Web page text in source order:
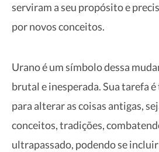
serviram a seu propósito e
por novos conceitos.
Urano é um símbolo dessa
brutal e inesperada. Sua tarefa
para alterar as coisas antigas,
conceitos, tradições,
ultrapassado, podendo se